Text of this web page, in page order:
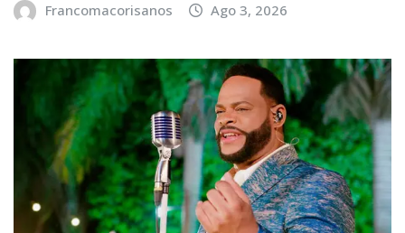
Francomacorisanos Ago 3, 2026